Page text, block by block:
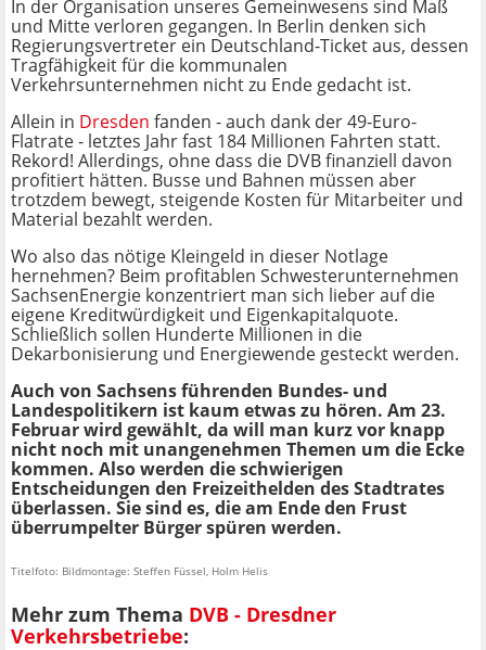
In der Organisation unseres Gemeinwesens sind Maß
und Mitte verloren gegangen. In Berlin denken sich
Regierungsvertreter ein Deutschland-Ticket aus, dessen
Tragfähigkeit für die kommunalen
Verkehrsunternehmen nicht zu Ende gedacht ist.
Allein in Dresden fanden - auch dank der 49-Euro-
Flatrate - letztes Jahr fast 184 Millionen Fahrten statt.
Rekord! Allerdings, ohne dass die DVB finanziell davon
profitiert hätten. Busse und Bahnen müssen aber
trotzdem bewegt, steigende Kosten für Mitarbeiter und
Material bezahlt werden.
Wo also das nötige Kleingeld in dieser Notlage
hernehmen? Beim profitablen Schwesterunternehmen
SachsenEnergie konzentriert man sich lieber auf die
eigene Kreditwürdigkeit und Eigenkapitalquote.
Schließlich sollen Hunderte Millionen in die
Dekarbonisierung und Energiewende gesteckt werden.
Auch von Sachsens führenden Bundes- und
Landespolitikern ist kaum etwas zu hören. Am 23.
Februar wird gewählt, da will man kurz vor knapp
nicht noch mit unangenehmen Themen um die Ecke
kommen. Also werden die schwierigen
Entscheidungen den Freizeithelden des Stadtrates
überlassen. Sie sind es, die am Ende den Frust
überrumpelter Bürger spüren werden.
Titelfoto: Bildmontage: Steffen Füssel, Holm Helis
Mehr zum Thema DVB - Dresdner
Verkehrsbetriebe: